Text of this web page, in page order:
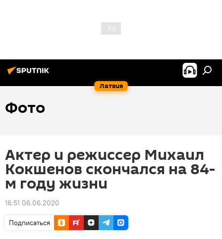
Латвия
Фото
Актер и режиссер Михаил
Кокшенов скончался на 84-
м году жизни
16:51 06.06.2020
Подписаться